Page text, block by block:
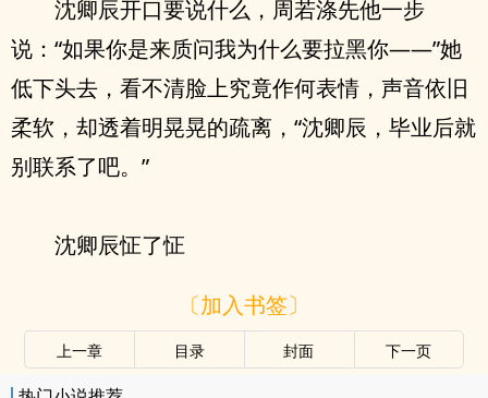
沈卿辰开口要说什么，周若涤先他一步
说：“如果你是来质问我为什么要拉黑你——”她
低下头去，看不清脸上究竟作何表情，声音依旧
柔软，却透着明晃晃的疏离，“沈卿辰，毕业后就
别联系了吧。”
沈卿辰怔了怔
〔加入书签〕
上一章 目录 封面 下一页